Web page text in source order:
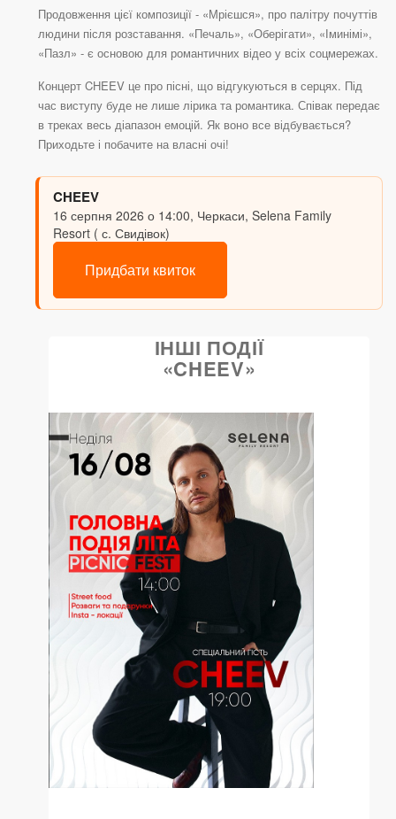
Продовження цієї композиції - «Мрієшся», про палітру почуттів
людини після розставання. «Печаль», «Оберігати», «Іминімі»,
«Пазл» - є основою для романтичних відео у всіх соцмережах.
Концерт CHEEV це про пісні, що відгукуються в серцях. Під
час виступу буде не лише лірика та романтика. Співак передає
в треках весь діапазон емоцій. Як воно все відбувається?
Приходьте і побачите на власні очі!
CHEEV
16 серпня 2026 о 14:00, Черкаси, Selena Family
Resort ( с. Свидівок)
Придбати квиток
ІНШІ ПОДІЇ
«CHEEV»